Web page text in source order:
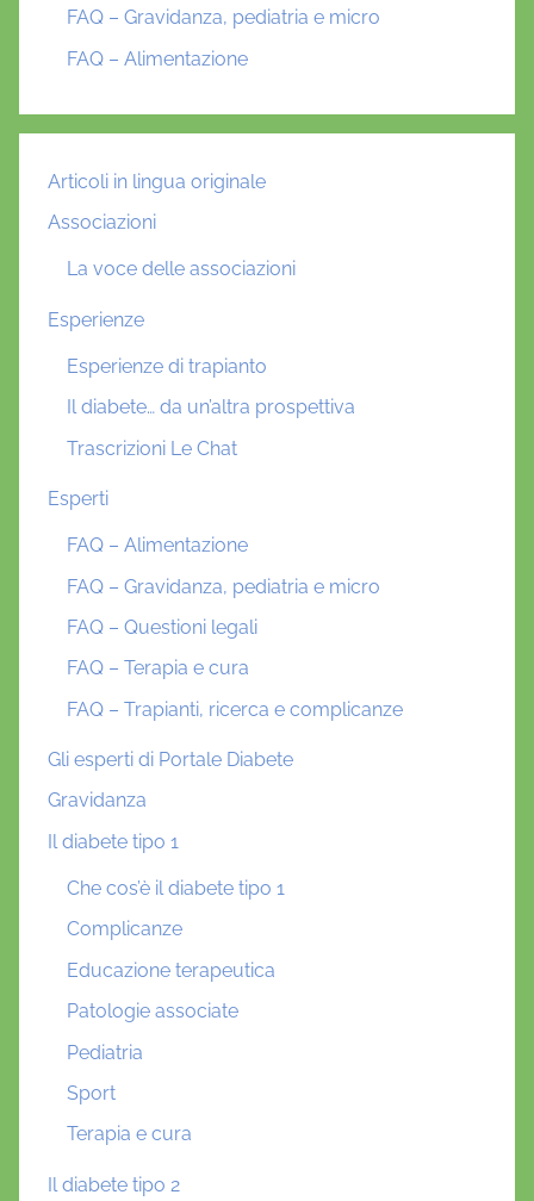
FAQ – Gravidanza, pediatria e micro
FAQ – Alimentazione
Articoli in lingua originale
Associazioni
La voce delle associazioni
Esperienze
Esperienze di trapianto
Il diabete… da un’altra prospettiva
Trascrizioni Le Chat
Esperti
FAQ – Alimentazione
FAQ – Gravidanza, pediatria e micro
FAQ – Questioni legali
FAQ – Terapia e cura
FAQ – Trapianti, ricerca e complicanze
Gli esperti di Portale Diabete
Gravidanza
Il diabete tipo 1
Che cos’è il diabete tipo 1
Complicanze
Educazione terapeutica
Patologie associate
Pediatria
Sport
Terapia e cura
Il diabete tipo 2